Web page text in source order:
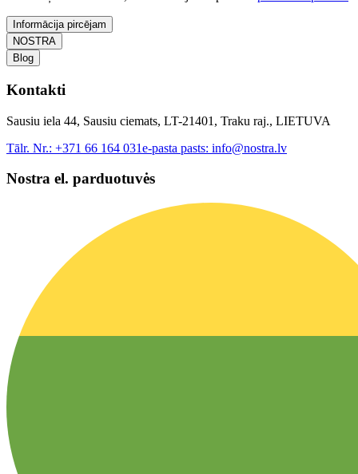
Informācija pircējam
NOSTRA
Blog
Kontakti
Sausiu iela 44, Sausiu ciemats, LT-21401, Traku raj., LIETUVA
Tālr. Nr.: +371 66 164 031e-pasta pasts: info@nostra.lv
Nostra el. parduotuvės